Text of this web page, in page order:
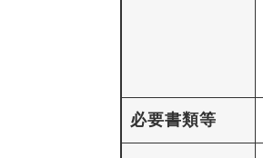
必要書類等